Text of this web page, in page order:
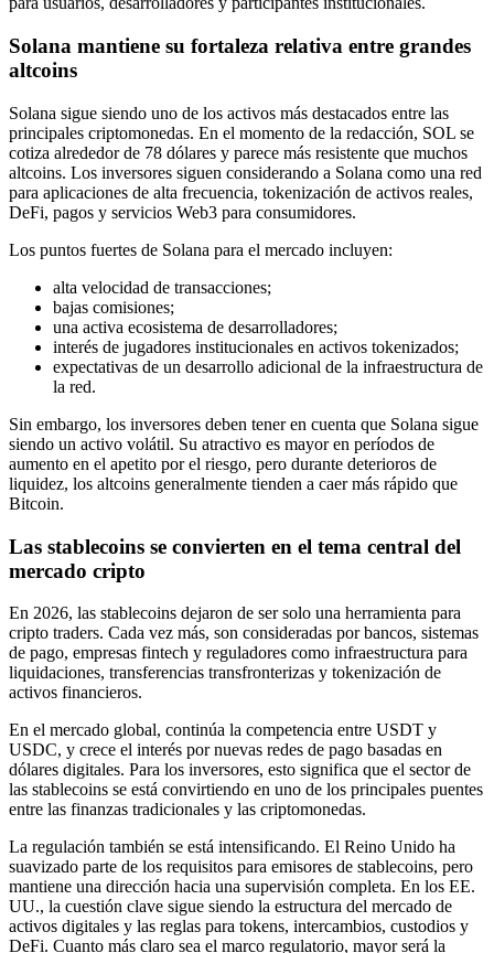
Solana mantiene su fortaleza relativa entre grandes
altcoins
Solana sigue siendo uno de los activos más destacados entre las
principales criptomonedas. En el momento de la redacción, SOL se
cotiza alrededor de 78 dólares y parece más resistente que muchos
altcoins. Los inversores siguen considerando a Solana como una red
para aplicaciones de alta frecuencia, tokenización de activos reales,
DeFi, pagos y servicios Web3 para consumidores.
Los puntos fuertes de Solana para el mercado incluyen:
alta velocidad de transacciones;
bajas comisiones;
una activa ecosistema de desarrolladores;
interés de jugadores institucionales en activos tokenizados;
expectativas de un desarrollo adicional de la infraestructura de
la red.
Sin embargo, los inversores deben tener en cuenta que Solana sigue
siendo un activo volátil. Su atractivo es mayor en períodos de
aumento en el apetito por el riesgo, pero durante deterioros de
liquidez, los altcoins generalmente tienden a caer más rápido que
Bitcoin.
Las stablecoins se convierten en el tema central del
mercado cripto
En 2026, las stablecoins dejaron de ser solo una herramienta para
cripto traders. Cada vez más, son consideradas por bancos, sistemas
de pago, empresas fintech y reguladores como infraestructura para
liquidaciones, transferencias transfronterizas y tokenización de
activos financieros.
En el mercado global, continúa la competencia entre USDT y
USDC, y crece el interés por nuevas redes de pago basadas en
dólares digitales. Para los inversores, esto significa que el sector de
las stablecoins se está convirtiendo en uno de los principales puentes
entre las finanzas tradicionales y las criptomonedas.
La regulación también se está intensificando. El Reino Unido ha
suavizado parte de los requisitos para emisores de stablecoins, pero
mantiene una dirección hacia una supervisión completa. En los EE.
UU., la cuestión clave sigue siendo la estructura del mercado de
activos digitales y las reglas para tokens, intercambios, custodios y
DeFi. Cuanto más claro sea el marco regulatorio, mayor será la